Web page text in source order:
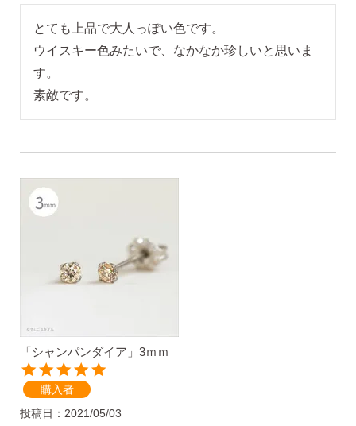
ピアスホール完成までの3stepで選ぶ
価格で選ぶ
商品レビューを見る
使いにくい所を、赤裸々にレビューしてます。
なでしこスタイルのこだわり
ピアス安心サポート
とても上品で大人っぽい色です。
ウイスキー色みたいで、なかなか珍しいと思いま
す。
素敵です。
「シャンパンダイア」3ｍｍ
購入者
投稿日
2021/05/03